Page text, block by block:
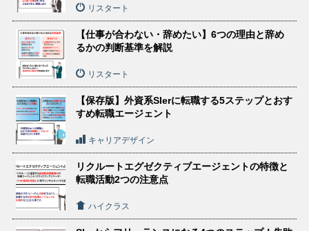
リスタート
【仕事が合わない・辞めたい】6つの理由と辞め
るかの判断基準を解説
リスタート
【保存版】外資系SIerに転職する5ステップとおす
すめ転職エージェント
キャリアデザイン
リクルートエグゼクティブエージェントの特徴と
転職活動2つの注意点
ハイクラス